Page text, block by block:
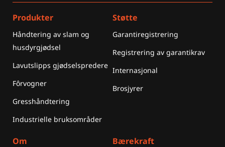
Produkter
Håndtering av slam og
husdyrgjødsel
Lavutslipps gjødselspredere
Fôrvogner
Gresshåndtering
Industrielle bruksområder
Støtte
Garantiregistrering
Registrering av garantikrav
Internasjonal
Brosjyrer
Om Bærekraft